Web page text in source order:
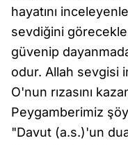
hayatını
sevdiğini
güvenip
odur. Allah sevgisi
O'nun rızasını
Peygamberimiz
"Davut (a.s.)'un